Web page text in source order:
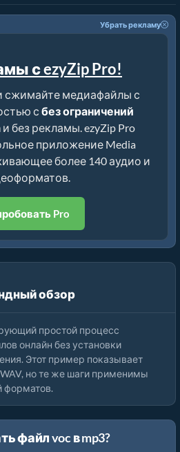
Убрать рекламу
с ezyZip Pro!
сжимайте медиафайлы с
с без ограничений
и без рекламы. ezyZip Pro
приложение Media
более 140 аудио и
Pro
обзор
простой процесс
онлайн без установки
Этот пример показывает
но те же шаги применимы
форматов.
файл voc в mp3?